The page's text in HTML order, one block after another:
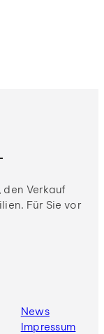
Verkauf
Für Sie vor
News
Impressum